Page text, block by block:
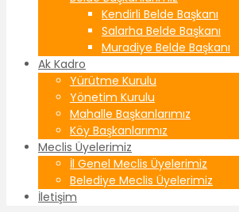
Kendirli Belde Başkanı
Salarha Belde Başkanı
Muradiye Belde Başkanı
Ak Kadro
Yürütme Kurulu
Yönetim Kurulu
Mahalle Başkanlarımız
Köy Başkanlarımız
Meclis Üyelerimiz
İl Genel Meclis Üyelerimiz
Belediye Meclis Üyelerimiz
İletişim